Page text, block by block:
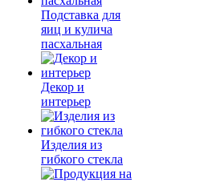
Подставка для
яиц и кулича
пасхальная
Декор и
интерьер
Изделия из
гибкого стекла